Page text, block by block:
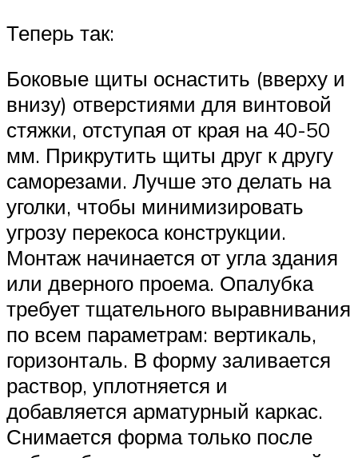
Теперь так:
Боковые щиты оснастить (вверху и
внизу) отверстиями для винтовой
стяжки, отступая от края на 40-50
мм. Прикрутить щиты друг к другу
саморезами. Лучше это делать на
уголки, чтобы минимизировать
угрозу перекоса конструкции.
Монтаж начинается от угла здания
или дверного проема. Опалубка
требует тщательного выравнивания
по всем параметрам: вертикаль,
горизонталь. В форму заливается
раствор, уплотняется и
добавляется арматурный каркас.
Снимается форма только после